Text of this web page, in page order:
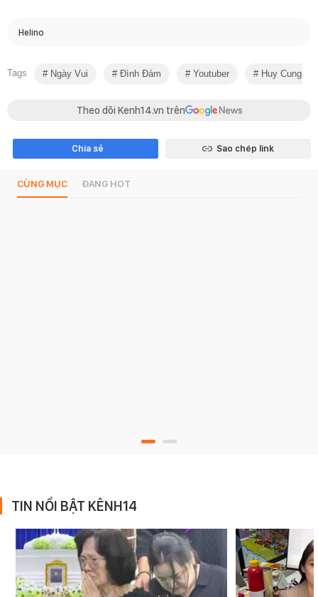
Helino
Tags Ngày Vui Đình Đám Youtuber Huy Cung
Theo dõi Kenh14.vn trên
Chia sẻ Sao chép link
CÙNG MỤC ĐANG HOT
TIN NỔI BẬT KÊNH14